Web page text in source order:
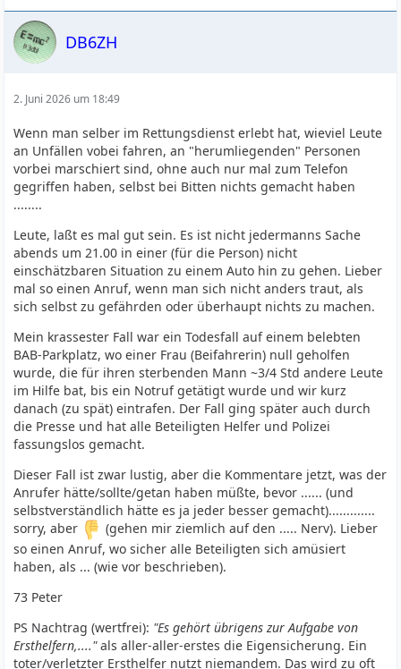
DB6ZH
2. Juni 2026 um 18:49
Wenn man selber im Rettungsdienst erlebt hat, wieviel Leute
an Unfällen vobei fahren, an "herumliegenden" Personen
vorbei marschiert sind, ohne auch nur mal zum Telefon
gegriffen haben, selbst bei Bitten nichts gemacht haben
........
Leute, laßt es mal gut sein. Es ist nicht jedermanns Sache
abends um 21.00 in einer (für die Person) nicht
einschätzbaren Situation zu einem Auto hin zu gehen. Lieber
mal so einen Anruf, wenn man sich nicht anders traut, als
sich selbst zu gefährden oder überhaupt nichts zu machen.
Mein krassester Fall war ein Todesfall auf einem belebten
BAB-Parkplatz, wo einer Frau (Beifahrerin) null geholfen
wurde, die für ihren sterbenden Mann ~3/4 Std andere Leute
im Hilfe bat, bis ein Notruf getätigt wurde und wir kurz
danach (zu spät) eintrafen. Der Fall ging später auch durch
die Presse und hat alle Beteiligten Helfer und Polizei
fassungslos gemacht.
Dieser Fall ist zwar lustig, aber die Kommentare jetzt, was der
Anrufer hätte/sollte/getan haben müßte, bevor ...... (und
selbstverständlich hätte es ja jeder besser gemacht).............
sorry, aber
(gehen mir ziemlich auf den ..... Nerv). Lieber
so einen Anruf, wo sicher alle Beteiligten sich amüsiert
haben, als ... (wie vor beschrieben).
73 Peter
PS Nachtrag (wertfrei): "Es gehört übrigens zur Aufgabe von
Ersthelfern,...."als aller-aller-erstes die Eigensicherung. Ein
toter/verletzter Ersthelfer nutzt niemandem. Das wird zu oft